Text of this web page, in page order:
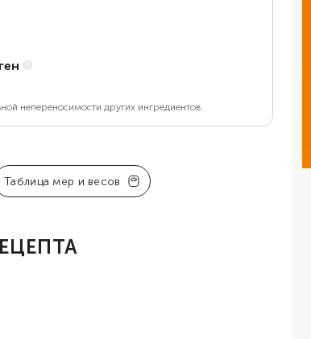
непереносимости других ингредиентов.
Таблица мер и весов